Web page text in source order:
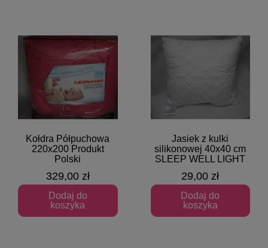
Szybki podgląd
Kołdra Półpuchowa
220x200 Produkt
Polski
329,00 zł
Dodaj do
koszyka
Szybki podgląd
Jasiek z kulki
silikonowej 40x40 cm
SLEEP WELL LIGHT
29,00 zł
Dodaj do
koszyka